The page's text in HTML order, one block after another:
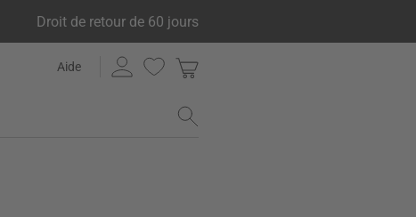
Droit de retour de 60 jours
Aide